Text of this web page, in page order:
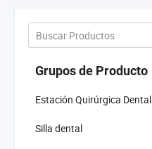
Grupos de Producto
Estación Quirúrgica Dental
Silla dental